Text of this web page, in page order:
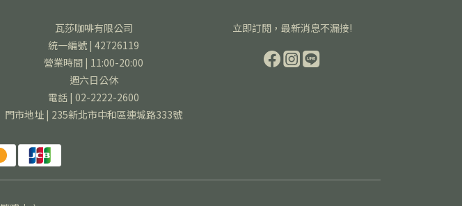
瓦莎咖啡有限公司
統一編號 | 42726119
營業時間 | 11:00-20:00
週六日公休
電話 | 02-2222-2600
門市地址 | 235新北市中和區連城路333號
立即訂閱，最新消息不漏接!